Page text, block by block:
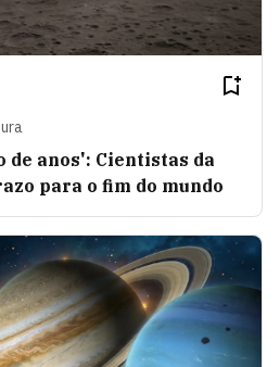
de anos': Cientistas da
para o fim do mundo